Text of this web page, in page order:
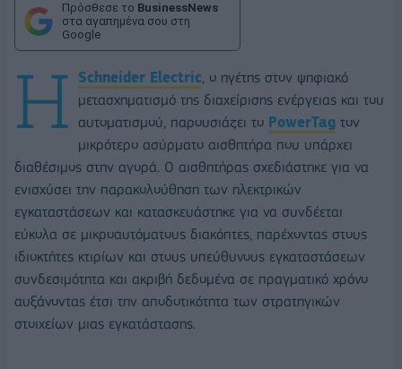
Πρόσθεσε το BusinessNews
στα αγαπημένα σου στη
Google
Η Schneider Electric , ο ηγέτης στον ψηφιακό
μετασχηματισμό της διαχείρισης ενέργειας και του
αυτοματισμού, παρουσιάζει το PowerTag τον
μικρότερο ασύρματο αισθητήρα που υπάρχει
διαθέσιμος στην αγορά. Ο αισθητήρας σχεδιάστηκε για να
ενισχύσει την παρακολούθηση των ηλεκτρικών
εγκαταστάσεων και κατασκευάστηκε για να συνδέεται
εύκολα σε μικροαυτόματους διακόπτες, παρέχοντας στους
ιδιοκτήτες κτιρίων και στους υπεύθυνους εγκαταστάσεων
συνδεσιμότητα και ακριβή δεδομένα σε πραγματικό χρόνο
αυξάνοντας έτσι την αποδοτικότητα των στρατηγικών
στοιχείων μιας εγκατάστασης.